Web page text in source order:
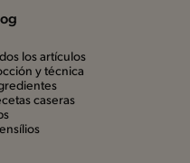
los artículos
y técnica
caseras